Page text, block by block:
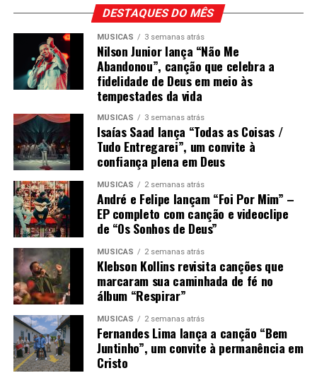
DESTAQUES DO MÊS
MÚSICAS 3 semanas atrás
Nilson Junior lança “Não Me
Abandonou”, canção que celebra a
fidelidade de Deus em meio às
tempestades da vida
MÚSICAS 3 semanas atrás
Isaías Saad lança “Todas as Coisas /
Tudo Entregarei”, um convite à
confiança plena em Deus
MÚSICAS 2 semanas atrás
André e Felipe lançam “Foi Por Mim” –
EP completo com canção e videoclipe
de “Os Sonhos de Deus”
MÚSICAS 2 semanas atrás
Klebson Kollins revisita canções que
marcaram sua caminhada de fé no
álbum “Respirar”
MÚSICAS 2 semanas atrás
Fernandes Lima lança a canção “Bem
Juntinho”, um convite à permanência em
Cristo